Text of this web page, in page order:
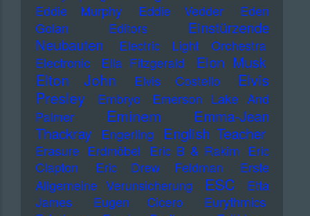
Eddie Murphy Eddie Vedder
Eden
Golan
Editors
Einstürzende
Neubauten
Electric Light Orchestra
Electronic
Ella Fitzgerald Elon Musk
Elton John Elvis Costello
Elvis
Presley
Embryo
Emerson Lake And
Palmer
Eminem
Emma-Jean
Thackray
Engerling English Teacher
Erasure Erdmöbel Eric B & Rakim Eric
Clapton
Eric Drew Feldman
Erste
Allgemeine Verunsicherung
ESC
Etta
James
Eugen Cicero
Eurythmics